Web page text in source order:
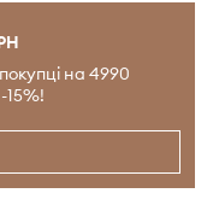
на 4990
15%!